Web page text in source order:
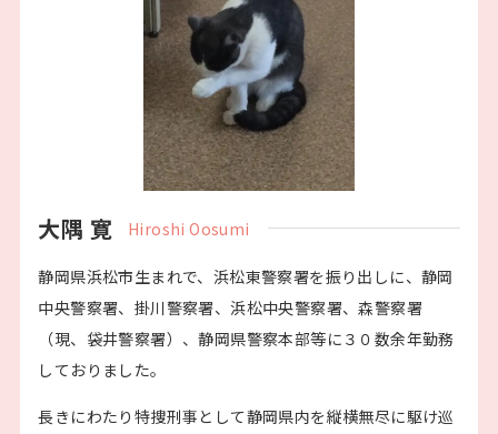
大隅 寛 Hiroshi Oosumi
静岡県浜松市生まれで、浜松東警察署を振り出しに、静岡
中央警察署、掛川警察署、浜松中央警察署、森警察署
（現、袋井警察署）、静岡県警察本部等に３０数余年勤務
しておりました。
長きにわたり特捜刑事として静岡県内を縦横無尽に駆け巡